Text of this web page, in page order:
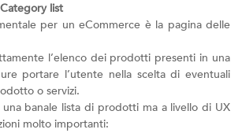
list
per un eCommerce è la pagina delle
l’elenco dei prodotti presenti in una
portare l’utente nella scelta di eventuali
o servizi.
banale lista di prodotti ma a livello di UX
molto importanti: